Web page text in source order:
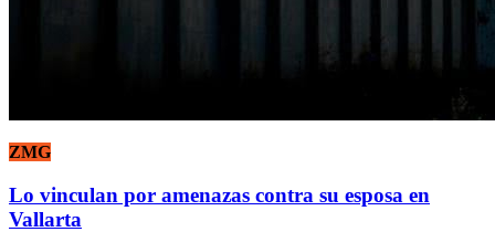
ZMG
Lo vinculan por amenazas contra su esposa en
Vallarta